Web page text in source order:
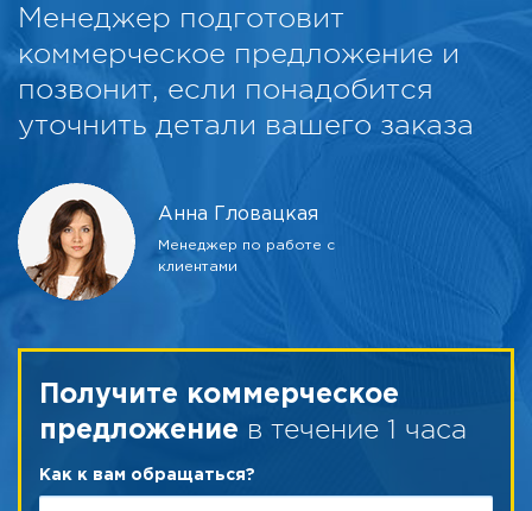
Менеджер подготовит
коммерческое предложение и
позвонит, если понадобится
уточнить детали вашего заказа
Анна Гловацкая
Менеджер по работе с
клиентами
Получите коммерческое
предложение в течение 1 часа
Как к вам обращаться?